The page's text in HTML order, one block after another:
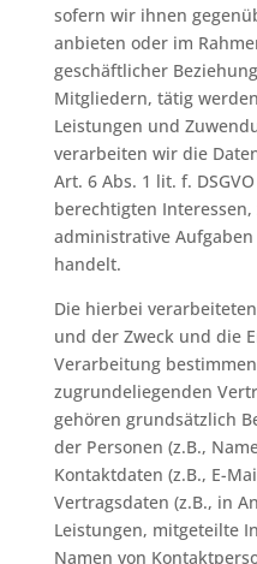
sofern wir ihnen
anbieten oder im
geschäftlicher
Mitgliedern, tätig
Leistungen und
verarbeiten wir die
Art. 6 Abs. 1 lit. f.
berechtigten
administrative
handelt.
Die hierbei
und der Zweck und die
Verarbeitung
zugrundeliegenden
gehören grundsätzlich
der Personen (z.B.,
Kontaktdaten (z.B., E-
Vertragsdaten (z.B., in
Leistungen, mitgeteilte
Namen von